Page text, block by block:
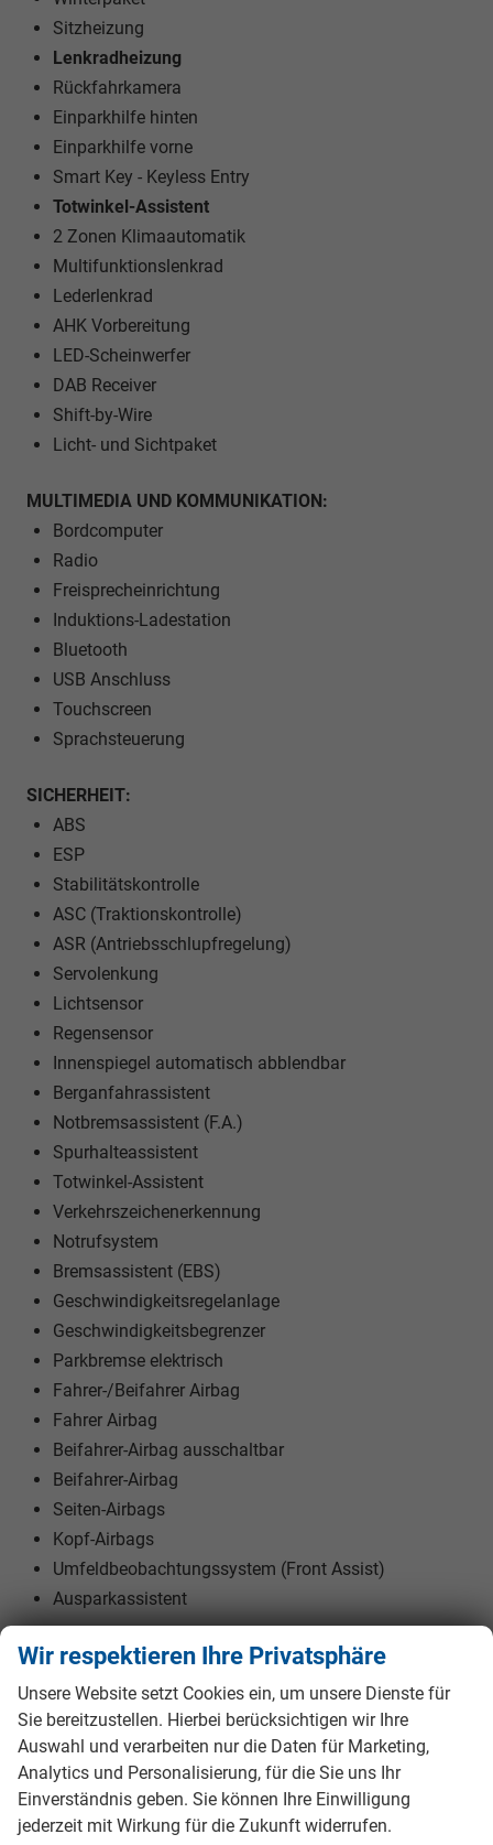
Sitzheizung
Lenkradheizung
Rückfahrkamera
Einparkhilfe hinten
Einparkhilfe vorne
Smart Key - Keyless Entry
Totwinkel-Assistent
2 Zonen Klimaautomatik
Multifunktionslenkrad
Lederlenkrad
AHK Vorbereitung
LED-Scheinwerfer
DAB Receiver
Shift-by-Wire
Licht- und Sichtpaket
MULTIMEDIA UND KOMMUNIKATION:
Bordcomputer
Radio
Freisprecheinrichtung
Induktions-Ladestation
Bluetooth
USB Anschluss
Touchscreen
Sprachsteuerung
SICHERHEIT:
ABS
ESP
Stabilitätskontrolle
ASC (Traktionskontrolle)
ASR (Antriebsschlupfregelung)
Servolenkung
Lichtsensor
Regensensor
Innenspiegel automatisch abblendbar
Berganfahrassistent
Notbremsassistent (F.A.)
Spurhalteassistent
Totwinkel-Assistent
Verkehrszeichenerkennung
Notrufsystem
Bremsassistent (EBS)
Geschwindigkeitsregelanlage
Geschwindigkeitsbegrenzer
Parkbremse elektrisch
Fahrer-/Beifahrer Airbag
Fahrer Airbag
Beifahrer-Airbag ausschaltbar
Beifahrer-Airbag
Seiten-Airbags
Kopf-Airbags
Umfeldbeobachtungssystem (Front Assist)
Ausparkassistent
INNENAUSSTATTUNG UND KOMFORT:
Zentralverriegelung mit Funk
Keyless-Go
Außenspiegel elektrisch verstellbar
Außenspiegel beheizbar
Außenspiegel elektrisch anklappbar
Elektrische Fensterheber vorne und hinten
Wir respektieren Ihre Privatsphäre
Unsere Website setzt Cookies ein, um unsere Dienste für
Sie bereitzustellen. Hierbei berücksichtigen wir Ihre
Auswahl und verarbeiten nur die Daten für Marketing,
Analytics und Personalisierung, für die Sie uns Ihr
Einverständnis geben. Sie können Ihre Einwilligung
jederzeit mit Wirkung für die Zukunft widerrufen.